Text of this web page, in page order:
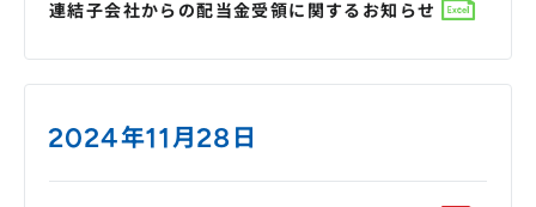
キャリア/アルバイト採用
新卒採用
連結子会社からの配当金受領に関するお知らせ
2024年11月28日